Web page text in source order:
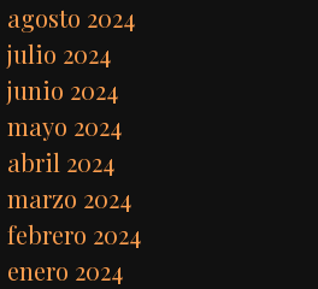
agosto 2024
julio 2024
junio 2024
mayo 2024
abril 2024
marzo 2024
febrero 2024
enero 2024